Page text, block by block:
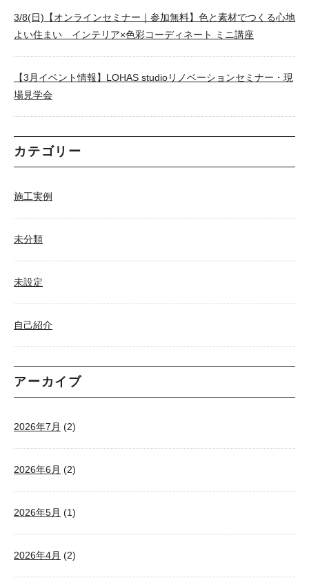
3/8(日)【オンラインセミナー｜参加無料】色と素材でつくる心地
よい住まい インテリア×色彩コーディネート ミニ講座
【3月イベント情報】LOHAS studioリノベーションセミナー・現
場見学会
カテゴリー
施工実例
未分類
未設定
自己紹介
アーカイブ
2026年7月 (2)
2026年6月 (2)
2026年5月 (1)
2026年4月 (2)